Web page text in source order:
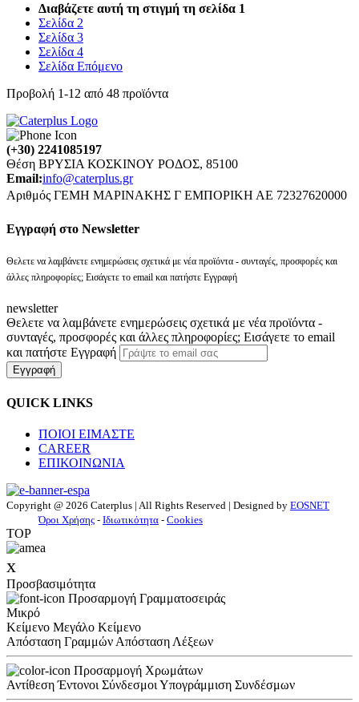
Διαβάζετε αυτή τη στιγμή τη σελίδα 1
Σελίδα 2
Σελίδα 3
Σελίδα 4
Σελίδα Επόμενο
Προβολή 1-12 από 48 προϊόντα
(+30) 2241085197
Θέση ΒΡΥΣΙΑ ΚΟΣΚΙΝΟΥ ΡΟΔΟΣ, 85100
Email:info@caterplus.gr
Αριθμός ΓΕΜΗ ΜΑΡΙΝΑΚΗΣ Γ ΕΜΠΟΡΙΚΗ ΑΕ 72327620000
Eγγραφή στο Newsletter
Θελετε να λαμβάνετε ενημερώσεις σχετικά με νέα προϊόντα - συνταγές, προσφορές και
άλλες πληροφορίες; Εισάγετε το email και πατήστε Εγγραφή
newsletter
Θελετε να λαμβάνετε ενημερώσεις σχετικά με νέα προϊόντα -
συνταγές, προσφορές και άλλες πληροφορίες; Εισάγετε το email
και πατήστε Εγγραφή
Εγγραφή
QUICK LINKS
ΠΟΙΟΙ ΕΙΜΑΣΤΕ
CAREER
ΕΠΙΚΟΙΝΩΝΙΑ
Copyright @ 2026 Caterplus | All Rights Reserved | Designed by EOSNET
Όροι Χρήσης - Ιδιωτικότητα - Cookies
TOP
x
Προσβασιμότητα
Προσαρμογή Γραμματοσειράς
Μικρό
Κείμενο Μεγάλο Κείμενο
Απόσταση Γραμμών Απόσταση Λέξεων
Προσαρμογή Χρωμάτων
Αντίθεση Έντονοι Σύνδεσμοι Υπογράμμιση Συνδέσμων